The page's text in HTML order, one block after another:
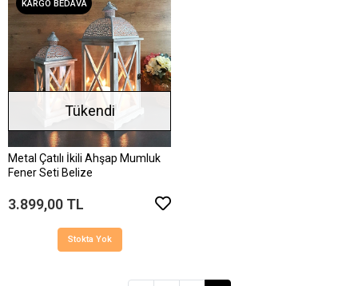
KARGO BEDAVA
Tükendi
Metal Çatılı İkili Ahşap Mumluk
Fener Seti Belize
3.899,00 TL
Stokta Yok